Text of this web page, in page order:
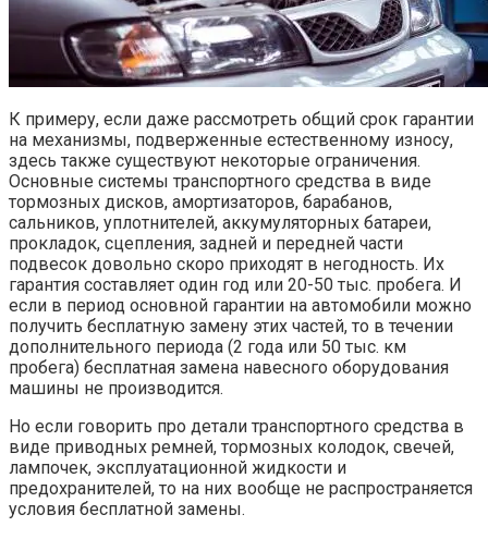
К примеру, если даже рассмотреть общий срок гарантии
на механизмы, подверженные естественному износу,
здесь также существуют некоторые ограничения.
Основные системы транспортного средства в виде
тормозных дисков, амортизаторов, барабанов,
сальников, уплотнителей, аккумуляторных батареи,
прокладок, сцепления, задней и передней части
подвесок довольно скоро приходят в негодность. Их
гарантия составляет один год или 20-50 тыс. пробега. И
если в период основной гарантии на автомобили можно
получить бесплатную замену этих частей, то в течении
дополнительного периода (2 года или 50 тыс. км
пробега) бесплатная замена навесного оборудования
машины не производится.
Но если говорить про детали транспортного средства в
виде приводных ремней, тормозных колодок, свечей,
лампочек, эксплуатационной жидкости и
предохранителей, то на них вообще не распространяется
условия бесплатной замены.